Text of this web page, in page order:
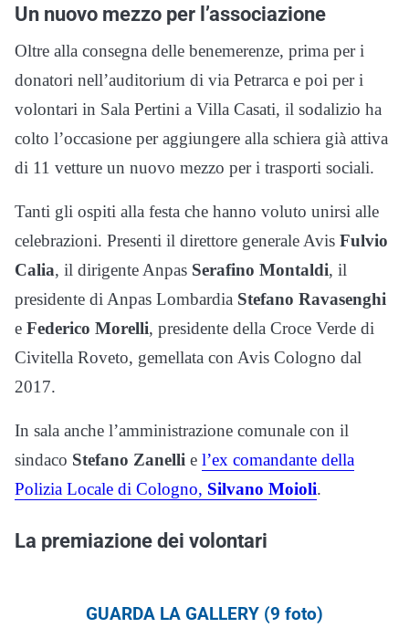
Un nuovo mezzo per l’associazione
Oltre alla consegna delle benemerenze, prima per i
donatori nell’auditorium di via Petrarca e poi per i
volontari in Sala Pertini a Villa Casati, il sodalizio ha
colto l’occasione per aggiungere alla schiera già attiva
di 11 vetture un nuovo mezzo per i trasporti sociali.
Tanti gli ospiti alla festa che hanno voluto unirsi alle
celebrazioni. Presenti il direttore generale Avis Fulvio
Calia, il dirigente Anpas Serafino Montaldi, il
presidente di Anpas Lombardia Stefano Ravasenghi
e Federico Morelli, presidente della Croce Verde di
Civitella Roveto, gemellata con Avis Cologno dal
2017.
In sala anche l’amministrazione comunale con il
sindaco Stefano Zanelli e l’ex comandante della
Polizia Locale di Cologno, Silvano Moioli.
La premiazione dei volontari
GUARDA LA GALLERY (9 foto)